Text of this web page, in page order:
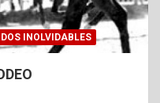
INOLVIDABLES